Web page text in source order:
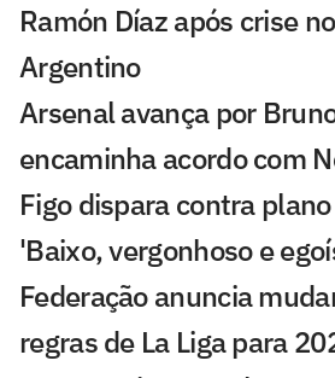
Ramón Díaz após crise
Argentino
Arsenal avança por
encaminha acordo com
Figo dispara contra
'Baixo, vergonhoso e
Federação anuncia
regras de La Liga para